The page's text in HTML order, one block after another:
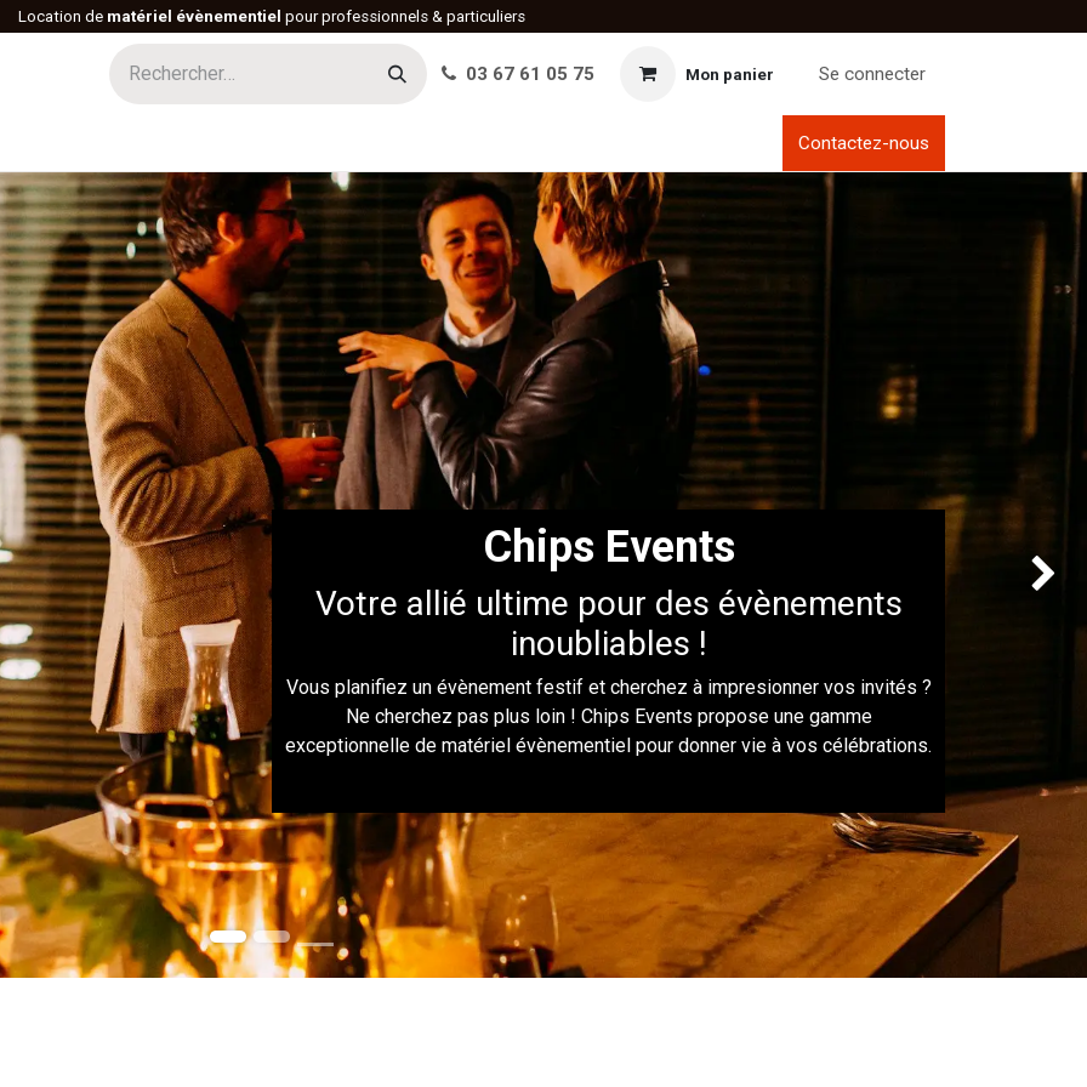
Location de matériel évènementiel pour professionnels & particuliers
03 67 61 05 75 Mon panier Se connecter
Contactez-nous
Chips Events
Votre allié ultime pour des évènements
inoubliables !
Vous planifiez un évènement festif et cherchez à impresionner vos invités ?
Ne cherchez pas plus loin ! Chips Events propose une gamme
exceptionnelle de matériel évènementiel pour donner vie à vos célébrations.
Suivant